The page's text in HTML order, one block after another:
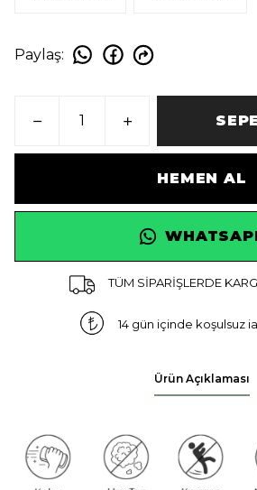
Paylaş:
HEMEN AL
TÜM SİPARİŞLERDE
14 gün içinde koşulsuz
Ürün Açıklaması